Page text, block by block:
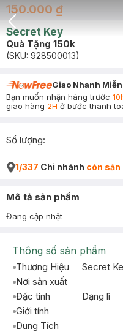
Back Icon
150.000 ₫
Secret Key
Quà Tặng 150k
(SKU: 928500013)
Giao Nhanh
Bạn muốn nhận hàng trước
giao hàng 2H ở bước thanh
Số lượng:
1/337 Chi nhánh còn sản
Mô tả sản phẩm
Đang cập nhật
Thông số sản phẩm
Thương Hiệu
Secret
Nơi sản xuất
Đặc tính
Dạng lì
Giới tính
Dung Tích